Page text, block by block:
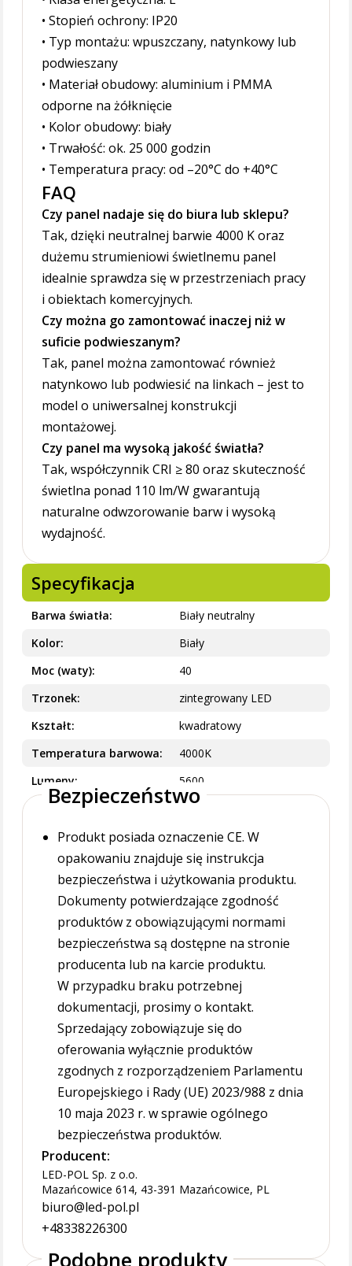
• Stopień ochrony: IP20
• Typ montażu: wpuszczany, natynkowy lub
podwieszany
• Materiał obudowy: aluminium i PMMA
odporne na żółknięcie
• Kolor obudowy: biały
• Trwałość: ok. 25 000 godzin
• Temperatura pracy: od –20°C do +40°C
FAQ
Czy panel nadaje się do biura lub sklepu?
Tak, dzięki neutralnej barwie 4000 K oraz
dużemu strumieniowi świetlnemu panel
idealnie sprawdza się w przestrzeniach pracy
i obiektach komercyjnych.
Czy można go zamontować inaczej niż w
suficie podwieszanym?
Tak, panel można zamontować również
natynkowo lub podwiesić na linkach – jest to
model o uniwersalnej konstrukcji
montażowej.
Czy panel ma wysoką jakość światła?
Tak, współczynnik CRI ≥ 80 oraz skuteczność
świetlna ponad 110 lm/W gwarantują
naturalne odwzorowanie barw i wysoką
wydajność.
Specyfikacja
Barwa światła
Biały neutralny
Kolor
Biały
Moc (waty)
40
Trzonek
zintegrowany LED
Kształt
kwadratowy
Temperatura barwowa
4000K
Lumeny
5600
Bezpieczeństwo
Produkt posiada oznaczenie CE. W
opakowaniu znajduje się instrukcja
bezpieczeństwa i użytkowania produktu.
Dokumenty potwierdzające zgodność
produktów z obowiązującymi normami
bezpieczeństwa są dostępne na stronie
producenta lub na karcie produktu.
W przypadku braku potrzebnej
dokumentacji, prosimy o kontakt.
Sprzedający zobowiązuje się do
oferowania wyłącznie produktów
zgodnych z rozporządzeniem Parlamentu
Europejskiego i Rady (UE) 2023/988 z dnia
10 maja 2023 r. w sprawie ogólnego
bezpieczeństwa produktów.
Producent:
LED-POL Sp. z o.o.
Mazańcowice 614, 43-391 Mazańcowice, PL
biuro@led-pol.pl
+48338226300
Podobne produkty